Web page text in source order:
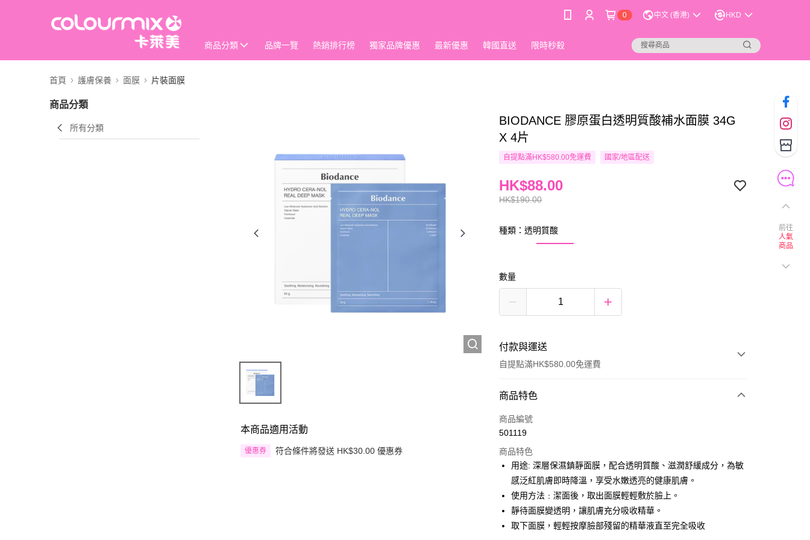
0 中文 (香港) HKD
商品分類 品牌一覽 熱銷排行榜 獨家品牌優惠 最新優惠 韓國直送 限時秒殺
首頁 護膚保養 面膜 片裝面膜
商品分類
所有分類
本商品適用活動
優惠券 符合條件將發送 HK$30.00 優惠券
BIODANCE 膠原蛋白透明質酸補水面膜 34G
X 4片
自提點滿HK$580.00免運費 國家/地區配送
HK$190.00
HK$88.00
種類：透明質酸
數量
付款與運送
自提點滿HK$580.00免運費
付款方式
信用卡
Google Pay
AlipayHK
PayMe
WeChat Pay
商品特色
商品編號
501119
商品特色
用途: 深層保濕鎮靜面膜，配合透明質酸、滋潤舒緩成分，為敏
感泛紅肌膚即時降溫，享受水嫩透亮的健康肌膚。
使用方法﹕潔面後，取出面膜輕輕敷於臉上。
靜待面膜變透明，讓肌膚充分吸收精華。
取下面膜，輕輕按摩臉部殘留的精華液直至完全吸收
前往
人氣
商品